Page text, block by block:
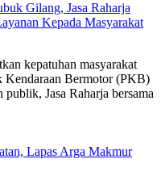
Gilang, Jasa Raharja
Kepada Masyarakat
kepatuhan masyarakat
Kendaraan Bermotor (PKB)
publik, Jasa Raharja bersama
Lapas Arga Makmur